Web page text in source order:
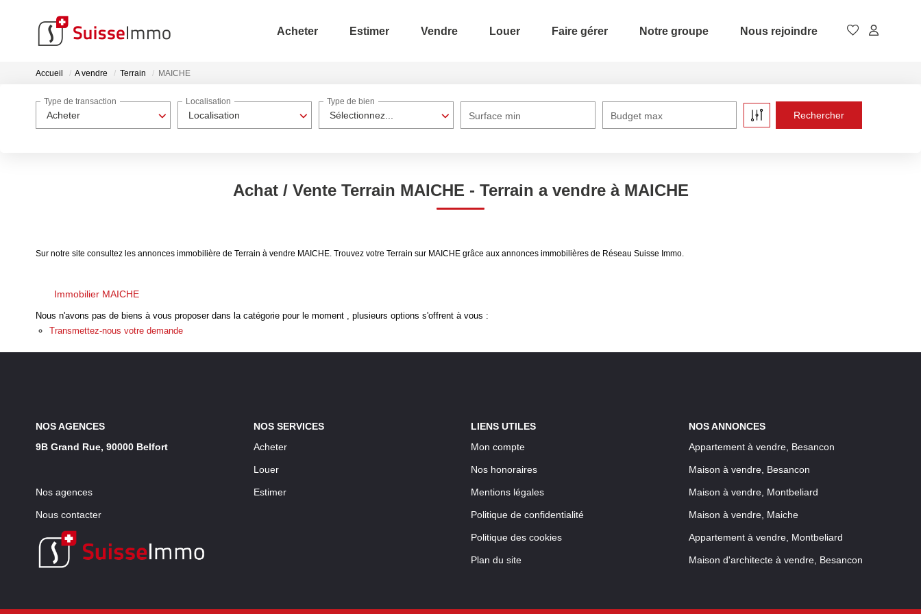
Acheter Estimer Vendre Louer Faire gérer Notre groupe Nous rejoindre
Accueil A vendre Terrain MAICHE
Acheter
Type de transaction
Localisation
Localisation
Sélectionnez...
Type de bien
Surface min Budget max
Achat / Vente Terrain MAICHE - Terrain a vendre à MAICHE
Sur notre site consultez les annonces immobilière de Terrain à vendre MAICHE. Trouvez votre Terrain sur MAICHE grâce aux annonces immobilières de Réseau Suisse Immo.
Immobilier MAICHE
Nous n'avons pas de biens à vous proposer dans la catégorie pour le moment , plusieurs options s'offrent à vous :
Transmettez-nous votre demande
NOS AGENCES
9B Grand Rue, 90000 Belfort
Nos agences
Nous contacter
NOS SERVICES
Acheter
Louer
Estimer
LIENS UTILES
Mon compte
Nos honoraires
Mentions légales
Politique de confidentialité
Politique des cookies
Plan du site
NOS ANNONCES
Appartement à vendre, Besancon
Maison à vendre, Besancon
Maison à vendre, Montbeliard
Maison à vendre, Maiche
Appartement à vendre, Montbeliard
Maison d'architecte à vendre, Besancon